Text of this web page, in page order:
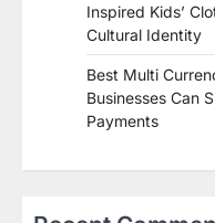
Inspired Kids’
Cultural Identity
Best Multi
Businesses Can
Payments